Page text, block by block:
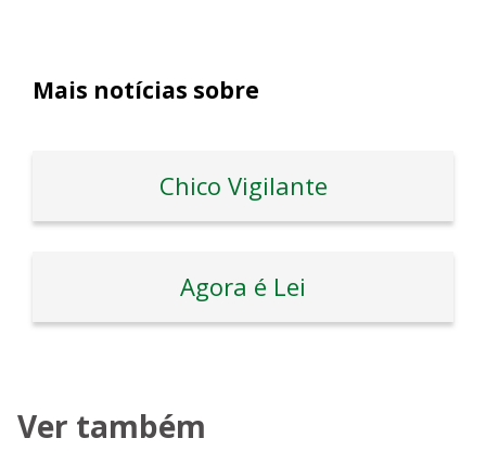
Mais notícias sobre
Chico Vigilante
Agora é Lei
Ver também